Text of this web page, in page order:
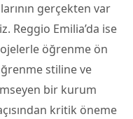
gerçekten var
Reggio Emilia’da ise
öğrenme ön
stiline ve
bir kurum
kritik öneme